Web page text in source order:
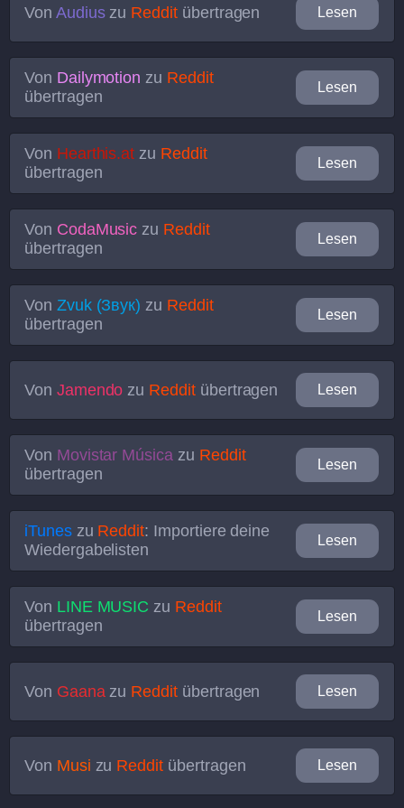
Von Audiuszu Redditübertragen Lesen
Von Dailymotion zu Reddit
übertragen
Lesen
Von Hearthis.at zu Reddit
übertragen
Lesen
Von CodaMusic zu Reddit
übertragen
Lesen
Von Zvuk (Звук) zu Reddit
übertragen
Lesen
Von Jamendo zu Redditübertragen Lesen
Von Movistar Música zu Reddit
übertragen
Lesen
iTuneszu Reddit: Importiere deine
Wiedergabelisten
Lesen
Von LINE MUSIC zu Reddit
übertragen
Lesen
Von Gaana zu Reddit übertragen Lesen
Von Musi zu Reddit übertragen Lesen